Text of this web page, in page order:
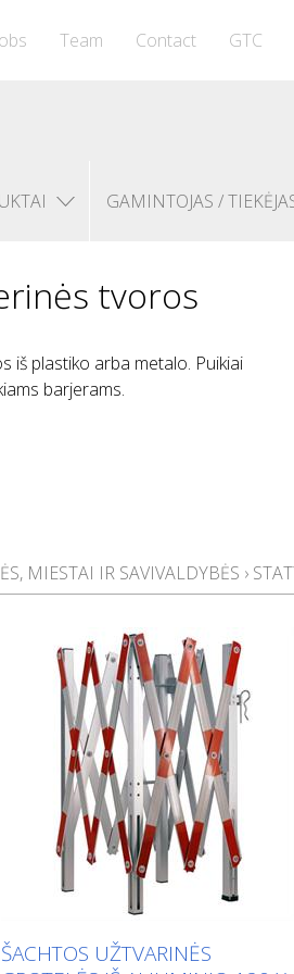
Team Contact GTC
GAMINTOJAS /
tvoros
iš plastiko arba metalo. Puikiai
barjerams.
MIESTAI IR SAVIVALDYBĖS ›
ŠACHTOS UŽTVARINĖS